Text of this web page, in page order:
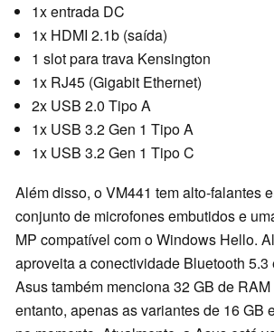
1x entrada DC
1x HDMI 2.1b (saída)
1 slot para trava Kensington
1x RJ45 (Gigabit Ethernet)
2x USB 2.0 Tipo A
1x USB 3.2 Gen 1 Tipo A
1x USB 3.2 Gen 1 Tipo C
Além disso, o VM441 tem alto-falantes
conjunto de microfones embutidos e
MP compatível com o Windows Hello.
aproveita a conectividade Bluetooth 5.3
Asus também menciona 32 GB de
entanto, apenas as variantes de 16 GB